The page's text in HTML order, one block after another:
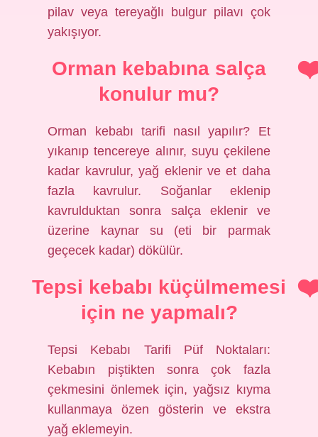
pilav veya tereyağlı bulgur pilavı çok
yakışıyor.
Orman kebabına salça
konulur mu?
Orman kebabı tarifi nasıl yapılır? Et
yıkanıp tencereye alınır, suyu çekilene
kadar kavrulur, yağ eklenir ve et daha
fazla kavrulur. Soğanlar eklenip
kavrulduktan sonra salça eklenir ve
üzerine kaynar su (eti bir parmak
geçecek kadar) dökülür.
Tepsi kebabı küçülmemesi
için ne yapmalı?
Tepsi Kebabı Tarifi Püf Noktaları:
Kebabın piştikten sonra çok fazla
çekmesini önlemek için, yağsız kıyma
kullanmaya özen gösterin ve ekstra
yağ eklemeyin.